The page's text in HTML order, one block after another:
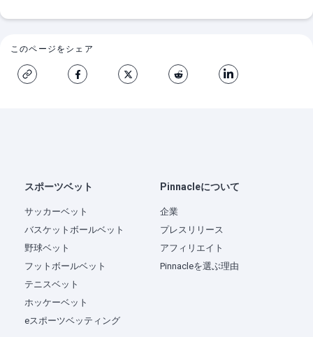
このページをシェア
スポーツベット
サッカーベット
バスケットボールベット
野球ベット
フットボールベット
テニスベット
ホッケーベット
eスポーツベッティング
Pinnacleについて
企業
プレスリリース
アフィリエイト
Pinnacleを選ぶ理由